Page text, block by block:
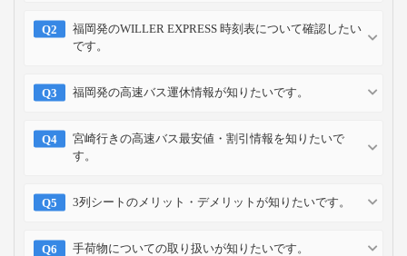
福岡発のWILLER EXPRESS 時刻表について確認したい
です。
福岡発の高速バス運休情報が知りたいです。
宮崎行きの高速バス最安値・割引情報を知りたいで
す。
3列シートのメリット・デメリットが知りたいです。
手荷物についての取り扱いが知りたいです。